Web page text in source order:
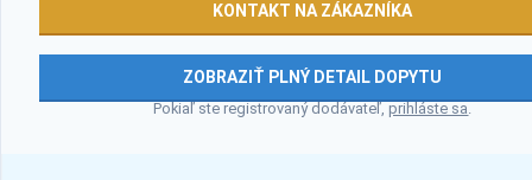
KONTAKT NA ZÁKAZNÍKA
ZOBRAZIŤ PLNÝ DETAIL DOPYTU
Pokiaľ ste registrovaný dodávateľ,prihláste sa.